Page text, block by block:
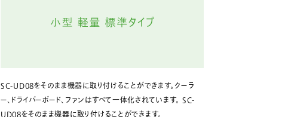
SC-UD08をそのまま機器に取り付けることができます。クーラ
ー、ドライバーボード、ファンはすべて一体化されています。 SC-
UD08をそのまま機器に取り付けることができます。